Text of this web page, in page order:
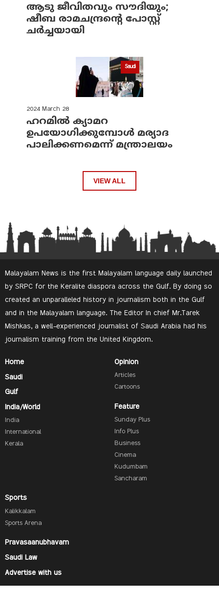
ആടു ജീവിതവും സൗദിയും;
ഷീബ രാമചന്ദ്രന്റെ പോസ്റ്റ്
ചര്‍ച്ചയായി
Saudi
2024 March 28
ഹറമില്‍ ക്യാമറ
ഉപയോഗിക്കുമ്പോള്‍ മര്യാദ
പാലിക്കണമെന്ന് മന്ത്രാലയം
VIEW ALL
Malayalam News is the first Malayalam language daily launched
by SRPC for the Keralite diaspora across the Gulf. By doing so
created an unparalleled history in journalism both in the Gulf
and in the Malayalam language. The Editor In chief Mr.Tarek
Mishkas, a well-experienced journalist of Saudi Arabia had his
journalism training from the United Kingdom.
Home
Saudi
Gulf
India/World
India
International
Kerala
Opinion
Articles
Cartoons
Feature
Sunday Plus
Info Plus
Business
Cinema
Kudumbam
Sancharam
Sports
Kalikkalam
Sports Arena
Pravasaanubhavam
Saudi Law
Advertise with us